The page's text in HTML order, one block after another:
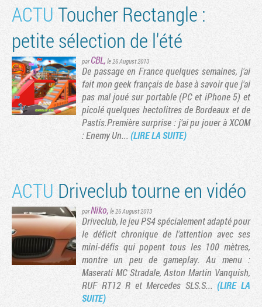
ACTU Toucher Rectangle :
petite sélection de l'été
parCBL, le 26 August 2013
De passage en France quelques semaines, j'ai
fait mon geek français de base à savoir que j'ai
pas mal joué sur portable (PC et iPhone 5) et
picolé quelques hectolitres de Bordeaux et de
Pastis.Première surprise : j'ai pu jouer à XCOM
: Enemy Un... (LIRE LA SUITE)
ACTU Driveclub tourne en vidéo
parNiko, le 26 August 2013
Driveclub, le jeu PS4 spécialement adapté pour
le déficit chronique de l'attention avec ses
mini-défis qui popent tous les 100 mètres,
montre un peu de gameplay. Au menu :
Maserati MC Stradale, Aston Martin Vanquish,
RUF RT12 R et Mercedes SLS.S...(LIRE LA
SUITE)